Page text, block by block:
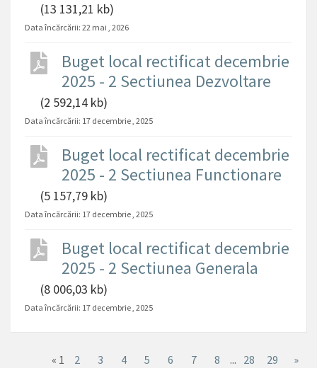
(13 131,21 kb)
Data încărcării: 22 mai , 2026
Buget local rectificat decembrie
2025 - 2 Sectiunea Dezvoltare
(2 592,14 kb)
Data încărcării: 17 decembrie , 2025
Buget local rectificat decembrie
2025 - 2 Sectiunea Functionare
(5 157,79 kb)
Data încărcării: 17 decembrie , 2025
Buget local rectificat decembrie
2025 - 2 Sectiunea Generala
(8 006,03 kb)
Data încărcării: 17 decembrie , 2025
« 1 2 3 4 5 6 7 8 ... 28 29 »